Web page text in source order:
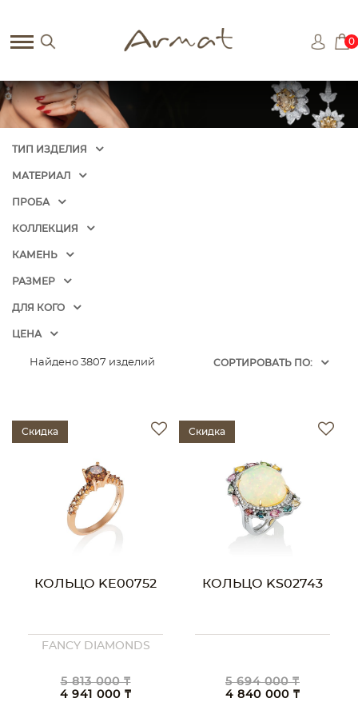
0
ТИП ИЗДЕЛИЯ
МАТЕРИАЛ
ПРОБА
КОЛЛЕКЦИЯ
КАМЕНЬ
РАЗМЕР
ДЛЯ КОГО
ЦЕНА
Найдено 3807 изделий CОРТИРОВАТЬ ПО:
Скидка
КОЛЬЦО KE00752
FANCY DIAMONDS
5 813 000 ₸
4 941 000 ₸
Скидка
КОЛЬЦО KS02743
5 694 000 ₸
4 840 000 ₸